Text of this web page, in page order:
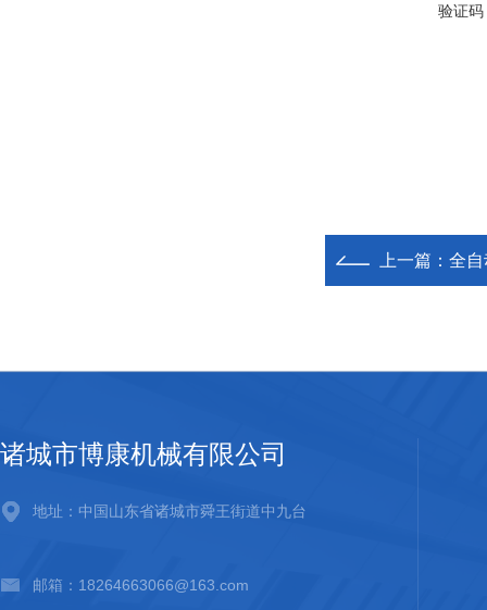
验证码
上一篇： 全
诸城市博康机械有限公司
地址：中国山东省诸城市舜王街道中九台
邮箱：18264663066@163.com